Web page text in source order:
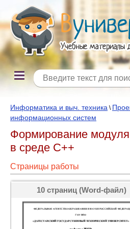
Информатика и выч. техника \
информационных систем
Формирование
в среде С++
Страницы работы
10 страниц (Word-файл)